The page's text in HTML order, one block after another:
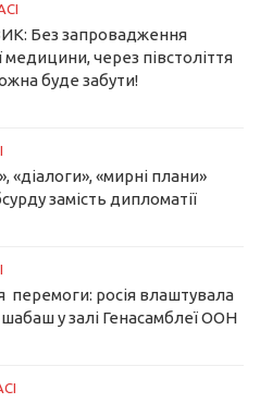
Без запровадження
через півстоліття
буде забути!
«діалоги», «мирні плани»
замість дипломатії
перемоги: росія влаштувала
у залі Генасамблеї ООН